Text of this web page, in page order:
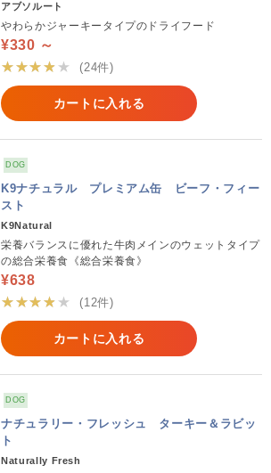
アブソルート
やわらかジャーキータイプのドライフード
¥330 ～
★★★★★
(24件)
カートに入れる
DOG
K9ナチュラル プレミアム缶 ビーフ・フィー
スト
K9Natural
栄養バランスに優れた牛肉メインのウェットタイプ
の総合栄養食《総合栄養食》
¥638
★★★★★
(12件)
カートに入れる
DOG
ナチュラリー・フレッシュ ターキー＆ラビッ
ト
Naturally Fresh